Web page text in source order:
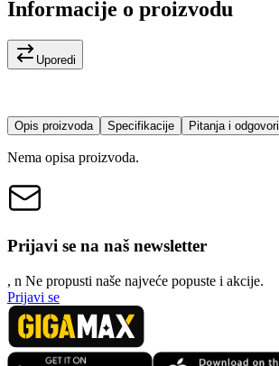
Informacije o proizvodu
Uporedi
Opis proizvoda Specifikacije Pitanja i odgovori
Nema opisa proizvoda.
Prijavi se na naš newsletter
, n Ne propusti naše najveće popuste i akcije.
Prijavi se